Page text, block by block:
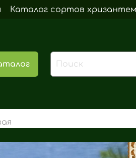
Каталог сортов хризантем